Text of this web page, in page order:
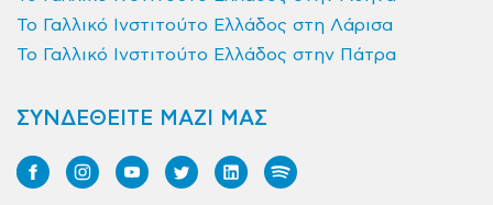
Το Γαλλικό Ινστιτούτο Ελλάδος στη Λάρισα
Το Γαλλικό Ινστιτούτο Ελλάδος στην Πάτρα
ΣΥΝΔΕΘΕΙΤΕ ΜΑΖΙ ΜΑΣ